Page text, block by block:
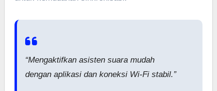
“Mengaktifkan asisten suara mudah
dengan aplikasi dan koneksi Wi-Fi stabil.”